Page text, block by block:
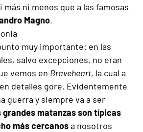
ni menos que a las famosas
Magno.
muy importante: en las
salvo excepciones, no eran
vemos en Braveheart, la cual a
detalles gore. Evidentemente
guerra y siempre va a ser
grandes matanzas son típicas
más cercanosa nosotros